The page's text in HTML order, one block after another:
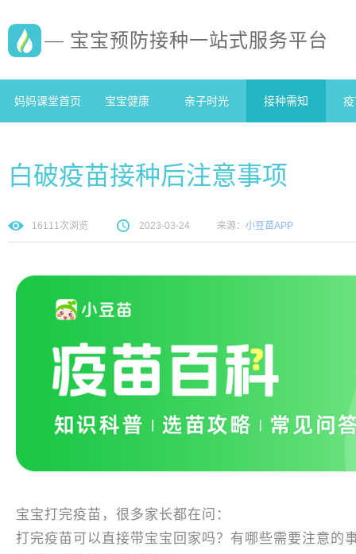
— 宝宝预防接种一站式服务平台
妈妈课堂首页 宝宝健康 亲子时光 接种需知
白破疫苗接种后注意事项
16111次浏览 2023-03-24 来源： 小豆苗APP
宝宝打完疫苗，很多家长都在问：
打完疫苗可以直接带宝宝回家吗？有哪些需要注意的